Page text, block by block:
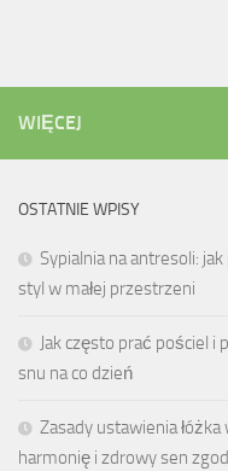
WIĘCEJ
OSTATNIE WPISY
Sypialnia na antresoli:
styl w małej przestrzeni
Jak często prać pościel
snu na co dzień
Zasady ustawienia
harmonię i zdrowy sen